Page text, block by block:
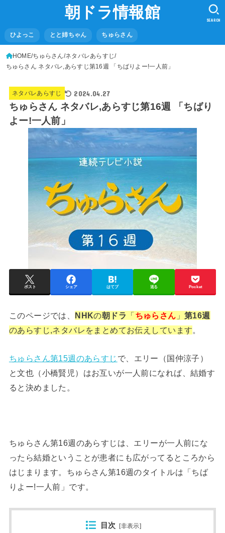
朝ドラ情報館
ひよっこ とと姉ちゃん ちゅらさん
SEARCH
HOME ちゅらさん ネタバレあらすじ
ちゅらさん ネタバレ,あらすじ第16週 「ちばりよー!一人前」
ネタバレあらすじ 2024.04.27
ちゅらさん ネタバレ,あらすじ第16週 「ちばり
よー!一人前」
ポスト シェア はてブ 送る Pocket
このページでは、 NHKの朝ドラ 「 ちゅらさん 」第16週
のあらすじ,ネタバレをまとめてお伝えしています。
ちゅらさん第15週のあらすじ で、エリー（国仲涼子）
と文也（小橋賢児）はお互いが一人前になれば、結婚す
ると決めました。
ちゅらさん第16週のあらすじは、エリーが一人前にな
ったら結婚ということが患者にも広がってるところから
はじまります。ちゅらさん第16週のタイトルは「ちば
りよー!一人前」です。
目次 [非表示]